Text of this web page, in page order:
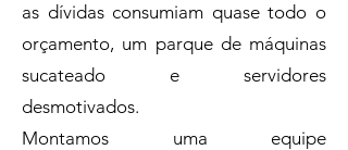
as dívidas consumiam quase todo o
orçamento, um parque de máquinas
sucateado e servidores
desmotivados.
Montamos uma equipe